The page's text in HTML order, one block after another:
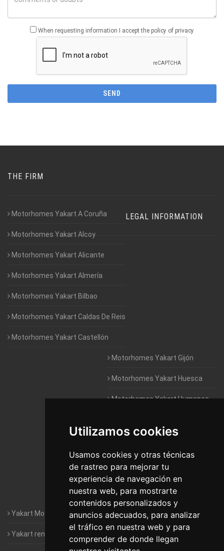
Utilizamos cookies
Usamos cookies y otras técnicas
de rastreo para mejorar tu
experiencia de navegación en
nuestra web, para mostrarte
contenidos personalizados y
anuncios adecuados, para analizar
el tráfico en nuestra web y para
comprender de donde llegan
When requesting information I accept the policy of privacy
THE FIRM
Motorhomes Yakart A Coruña
Motorhomes Yakart Alcoy
Motorhomes Yakart Alicante
Motorhomes Yakart Almería
Motorhomes Yakart Bilbao
Motorhomes Yakart Caldas De Reis
Motorhomes Yakart Castellón
Motorhomes Yakart Gijón
Motorhomes Yakart Huesca
Motorhomes Yakart Humanes
Motorhomes Yakart Jaén
Motorhomes Yakart Lugo
Motorhomes Yakart Valencia
Motorhomes Yakart Vitoria
LEGAL INFORMATION
Yakart Motorhomes : The Company
Yakart rental conditions